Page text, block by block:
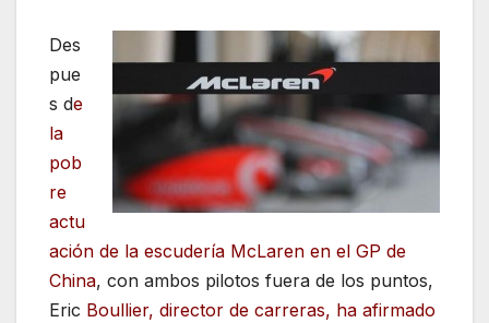
Des
pue
s de
la
pob
re
actu
ación de la escudería McLaren en el GP de
China, con ambos pilotos fuera de los puntos,
Eric Boullier, director de carreras, ha afirmado